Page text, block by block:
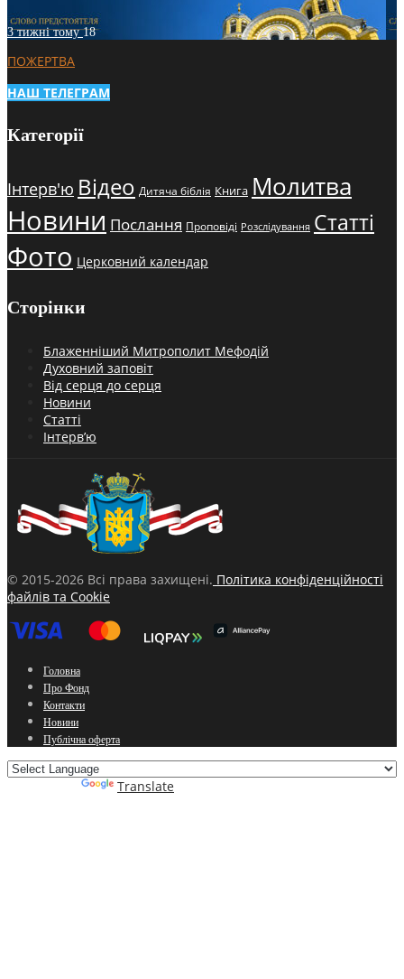
3 тижні тому18
ПОЖЕРТВА
НАШ ТЕЛЕГРАМ
Категорії
Інтерв'ю Відео Дитяча біблія Книга Молитва
Новини Послання Проповіді Розслідування Статті
Фото Церковний календар
Сторінки
Блаженніший Митрополит Мефодій
Духовний заповіт
Від серця до серця
Новини
Статті
Інтерв’ю
© 2015-2026 Всі права захищені. Політика конфіденційності
файлів та Cookie
Головна
Про Фонд
Контакти
Новини
Публічна оферта
Translate